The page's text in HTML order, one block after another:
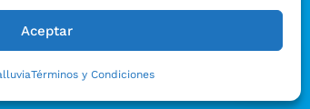
Aceptar
Términos y Condiciones